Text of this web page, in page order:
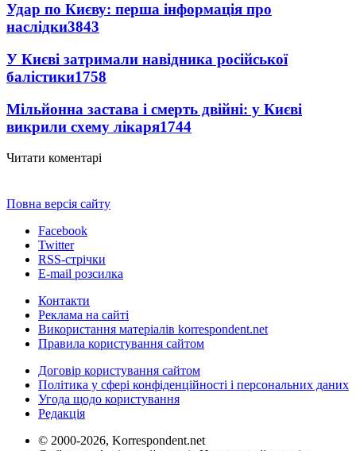
Удар по Києву: перша інформація про
наслідки3843
У Києві затримали навідника російської
балістики1758
Мільйонна застава і смерть двійні: у Києві
викрили схему лікаря1744
Читати коментарі
Повна версія сайту
Facebook
Twitter
RSS-стрічки
E-mail розсилка
Контакти
Реклама на сайті
Використання матеріалів korrespondent.net
Правила користування сайтом
Договір користування сайтом
Політика у сфері конфіденційності і персональних даних
Угода щодо користування
Редакція
© 2000-2026, Korrespondent.net